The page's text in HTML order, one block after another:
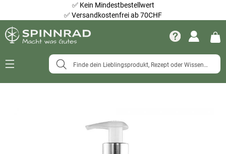
✅ Kein Mindestbestellwert
✅Versandkostenfrei ab 70CHF
Navigation